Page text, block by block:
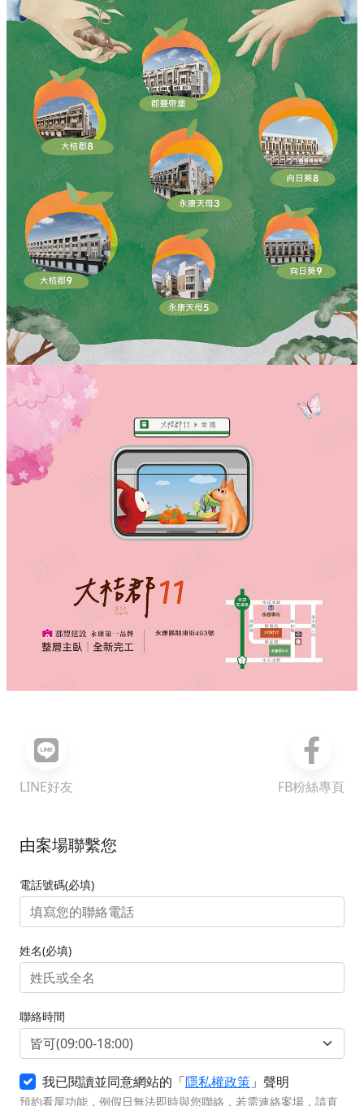
LINE好友 FB粉絲專頁
由案場聯繫您
電話號碼(必填)
姓名(必填)
聯絡時間
我已閱讀並同意網站的「隱私權政策 」聲明
預約看屋功能，例假日無法即時與您聯絡，若需連絡案場，請直